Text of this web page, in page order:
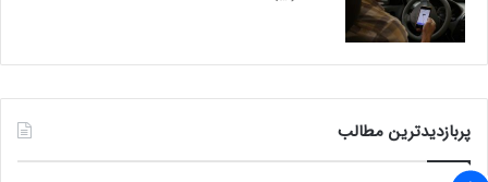
پربازدیدترین مطالب